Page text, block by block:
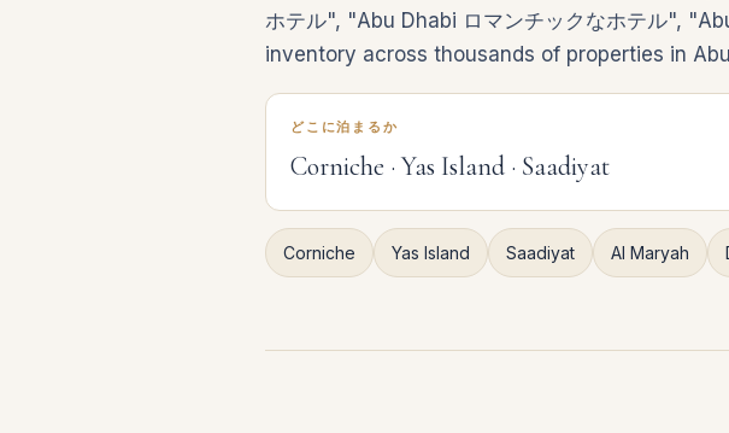
ホテル", "Abu Dhabi ロマンチックなホテル",
inventory across thousands of properties in
どこに泊まるか
Corniche · Yas Island · Saadiyat
Corniche Yas Island Saadiyat Al Maryah